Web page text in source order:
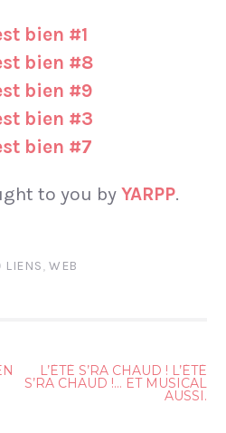
bien #1
bien #8
bien #9
bien #3
bien #7
to you by YARPP.
LIENS, WEB
L’ÉTÉ S’RA CHAUD ! L’ÉTÉ
S’RA CHAUD !… ET MUSICAL
AUSSI.